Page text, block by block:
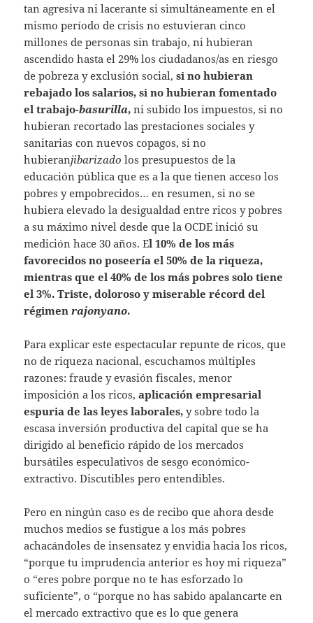
tan agresiva ni lacerante si simultáneamente en el
mismo período de crisis no estuvieran cinco
millones de personas sin trabajo, ni hubieran
ascendido hasta el 29% los ciudadanos/as en riesgo
de pobreza y exclusión social,si no hubieran
rebajado los salarios, si no hubieran fomentado
el trabajo-basurilla, ni subido los impuestos, si no
hubieran recortado las prestaciones sociales y
sanitarias con nuevos copagos, si no
hubieranjibarizado los presupuestos de la
educación pública que es a la que tienen acceso los
pobres y empobrecidos… en resumen, si no se
hubiera elevado la desigualdad entre ricos y pobres
a su máximo nivel desde que la OCDE inició su
medición hace 30 años. El 10% de los más
favorecidos no poseería el 50% de la riqueza,
mientras que el 40% de los más pobres solo tiene
el 3%. Triste, doloroso y miserable récord del
régimenrajonyano.
Para explicar este espectacular repunte de ricos, que
no de riqueza nacional, escuchamos múltiples
razones: fraude y evasión fiscales, menor
imposición a los ricos,aplicación empresarial
espuria de las leyes laborales, y sobre todo la
escasa inversión productiva del capital que se ha
dirigido al beneficio rápido de los mercados
bursátiles especulativos de sesgo económico-
extractivo. Discutibles pero entendibles.
Pero en ningún caso es de recibo que ahora desde
muchos medios se fustigue a los más pobres
achacándoles de insensatez y envidia hacia los ricos,
“porque tu imprudencia anterior es hoy mi riqueza”
o “eres pobre porque no te has esforzado lo
suficiente”, o “porque no has sabido apalancarte en
el mercado extractivo que es lo que genera